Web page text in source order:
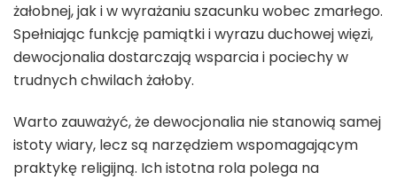
żałobnej, jak i w wyrażaniu szacunku wobec zmarłego.
Spełniając funkcję pamiątki i wyrazu duchowej więzi,
dewocjonalia dostarczają wsparcia i pociechy w
trudnych chwilach żałoby.
Warto zauważyć, że dewocjonalia nie stanowią samej
istoty wiary, lecz są narzędziem wspomagającym
praktykę religijną. Ich istotna rola polega na